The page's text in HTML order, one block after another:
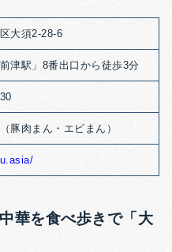
大須2-28-6
津駅」8番出口から徒歩3分
豚肉まん・エビまん）
華を食べ歩きで「大